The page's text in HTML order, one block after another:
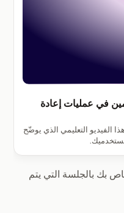
في عمليات إعادة
الفيديو التعليمي الذي يوضّح
بك بالجلسة التي يتم